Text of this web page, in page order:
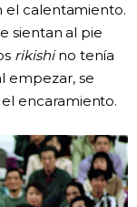
calentamiento.
sientan al pie
rikishino tenía
empezar, se
encaramiento.